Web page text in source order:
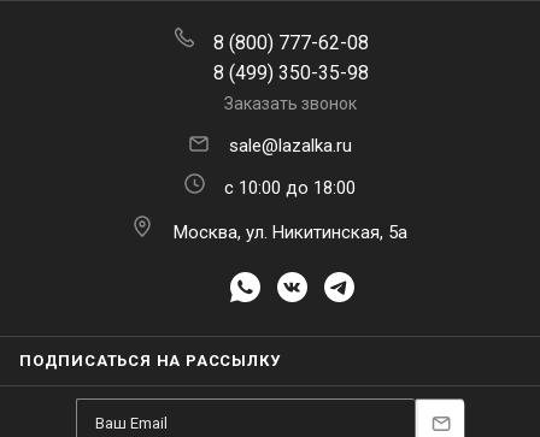
8 (800) 777-62-08
8 (499) 350-35-98
Заказать звонок
sale@lazalka.ru
с 10:00 до 18:00
Москва, ул. Никитинская, 5а
ПОДПИСАТЬСЯ НА РАССЫЛКУ